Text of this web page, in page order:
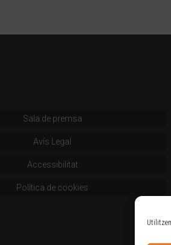
Sala de premsa
Avís Legal
Accessibilitat
Política de cookies